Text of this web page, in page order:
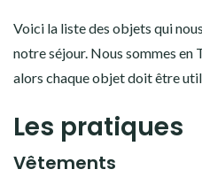
Voici la liste des objets qui
notre séjour. Nous sommes en
alors chaque objet doit être
Les pratiques
Vêtements